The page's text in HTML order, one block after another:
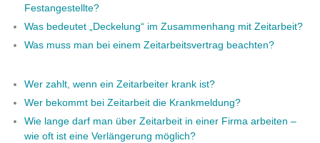
Festangestellte?
Was bedeutet „Deckelung“ im Zusammenhang mit Zeitarbeit?
Was muss man bei einem Zeitarbeitsvertrag beachten?
Wer zahlt, wenn ein Zeitarbeiter krank ist?
Wer bekommt bei Zeitarbeit die Krankmeldung?
Wie lange darf man über Zeitarbeit in einer Firma arbeiten –
wie oft ist eine Verlängerung möglich?